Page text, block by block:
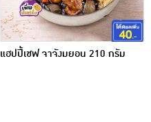
แฮปปี้เชฟ จาจังมยอน 210 กรัม